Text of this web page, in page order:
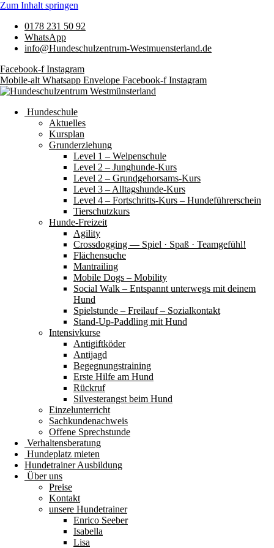
Zum Inhalt springen
0178 231 50 92
WhatsApp
info@Hundeschulzentrum-Westmuensterland.de
Facebook-f Instagram
Mobile-alt Whatsapp Envelope Facebook-f Instagram
Hundeschule
Aktuelles
Kursplan
Grunderziehung
Level 1 – Welpenschule
Level 2 – Junghunde-Kurs
Level 2 – Grundgehorsams-Kurs
Level 3 – Alltagshunde-Kurs
Level 4 – Fortschritts-Kurs – Hundeführerschein
Tierschutzkurs
Hunde-Freizeit
Agility
Crossdogging — Spiel · Spaß · Teamgefühl!
Flächensuche
Mantrailing
Mobile Dogs – Mobility
Social Walk – Entspannt unterwegs mit deinem
Hund
Spielstunde – Freilauf – Sozialkontakt
Stand-Up-Paddling mit Hund
Intensivkurse
Antigiftköder
Antijagd
Begegnungstraining
Erste Hilfe am Hund
Rückruf
Silvesterangst beim Hund
Einzelunterricht
Sachkundenachweis
Offene Sprechstunde
Verhaltensberatung
Hundeplatz mieten
Hundetrainer Ausbildung
Über uns
Preise
Kontakt
unsere Hundetrainer
Enrico Seeber
Isabella
Lisa